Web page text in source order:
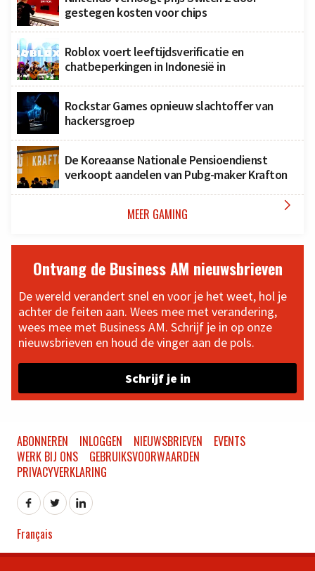
gestegen kosten voor chips
Roblox voert leeftijdsverificatie en
chatbeperkingen in Indonesië in
Rockstar Games opnieuw slachtoffer van
hackersgroep
De Koreaanse Nationale Pensioendienst
verkoopt aandelen van Pubg-maker Krafton
MEER GAMING 
Ontvang de Business AM nieuwsbrieven
De wereld verandert snel en voor je het weet, hol je
achter de feiten aan. Wees mee met verandering,
wees mee met Business AM. Schrijf je in op onze
nieuwsbrieven en houd de vinger aan de pols.
Schrijf je in
ABONNEREN INLOGGEN NIEUWSBRIEVEN
EVENTS
WERK BIJ ONS
GEBRUIKSVOORWAARDEN
PRIVACYVERKLARING
Français